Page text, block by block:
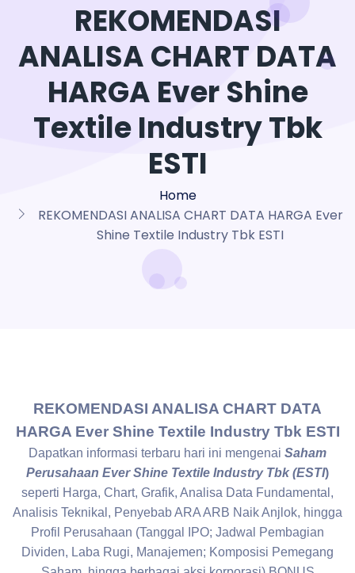
REKOMENDASI
ANALISA CHART DATA
HARGA Ever Shine
Textile Industry Tbk
ESTI
Home
REKOMENDASI ANALISA CHART DATA HARGA Ever
Shine Textile Industry Tbk ESTI
REKOMENDASI ANALISA CHART DATA
HARGA Ever Shine Textile Industry Tbk ESTI
Dapatkan informasi terbaru hari ini mengenai Saham
Perusahaan Ever Shine Textile Industry Tbk (ESTI)
seperti Harga, Chart, Grafik, Analisa Data Fundamental,
Analisis Teknikal, Penyebab ARA ARB Naik Anjlok, hingga
Profil Perusahaan (Tanggal IPO; Jadwal Pembagian
Dividen, Laba Rugi, Manajemen; Komposisi Pemegang